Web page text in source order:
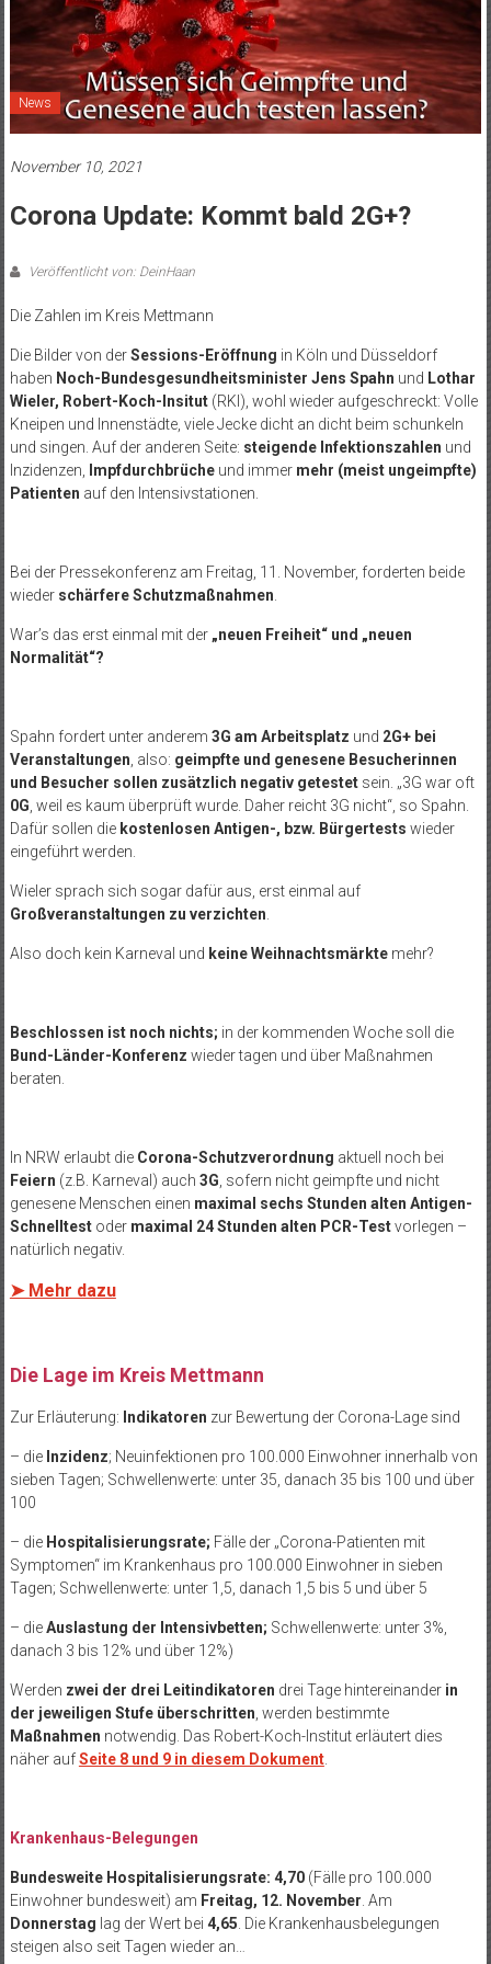
News
November 10, 2021
Corona Update: Kommt bald 2G+?
Veröffentlicht von: DeinHaan
Die Zahlen im Kreis Mettmann
Die Bilder von derSessions-Eröffnung in Köln und Düsseldorf
haben Noch-Bundesgesundheitsminister Jens Spahn und Lothar
Wieler, Robert-Koch-Insitut(RKI), wohl wieder aufgeschreckt: Volle
Kneipen und Innenstädte, viele Jecke dicht an dicht beim schunkeln
und singen. Auf der anderen Seite: steigende Infektionszahlen und
Inzidenzen,
Impfdurchbrücheund immer mehr (meist ungeimpfte)
Patienten auf den Intensivstationen.
Bei der Pressekonferenz am Freitag, 11. November, forderten beide
wieder schärfere Schutzmaßnahmen
War’s das erst einmal mit der „neuen Freiheit“ und „neuen
Normalität“?
Spahn fordert unter anderem 3G am Arbeitsplatz und 2G+ bei
Veranstaltungen , also: geimpfte und genesene Besucherinnen
und Besucher sollen zusätzlich negativ getestetsein. „3G war oft
0G , weil es kaum überprüft wurde. Daher reicht 3G nicht“, so Spahn.
Dafür sollen die kostenlosen Antigen-, bzw. Bürgertests wieder
eingeführt werden.
Wieler sprach sich sogar dafür aus, erst einmal auf
Großveranstaltungen zu verzichten
Also doch kein Karneval und keine Weihnachtsmärktemehr?
Beschlossen ist noch nichts; in der kommenden Woche soll die
Bund-Länder-Konferenz wieder tagen und über Maßnahmen
beraten.
In NRW erlaubt die Corona-Schutzverordnung aktuell noch bei
Feiern (z.B. Karneval) auch 3G , sofern nicht geimpfte und nicht
genesene Menschen einen maximal sechs Stunden alten Antigen-
Schnelltestoder maximal 24 Stunden alten PCR-Testvorlegen –
natürlich negativ.
➤ Mehr dazu
Die Lage im Kreis Mettmann
Zur Erläuterung: Indikatoren zur Bewertung der Corona-Lage sind
– die Inzidenz; Neuinfektionen pro 100.000 Einwohner innerhalb von
sieben Tagen; Schwellenwerte: unter 35, danach 35 bis 100 und über
100
– die Hospitalisierungsrate; Fälle der „Corona-Patienten mit
Symptomen“ im Krankenhaus pro 100.000 Einwohner in sieben
Tagen; Schwellenwerte: unter 1,5, danach 1,5 bis 5 und über 5
– dieAuslastung der Intensivbetten; Schwellenwerte: unter 3%,
danach 3 bis 12% und über 12%)
Werden zwei der drei Leitindikatoren drei Tage hintereinander in
der jeweiligen Stufe überschritten , werden bestimmte
Maßnahmen notwendig. Das Robert-Koch-Institut erläutert dies
näher aufSeite 8 und 9 in diesem Dokument.
Krankenhaus-Belegungen
Bundesweite Hospitalisierungsrate: 4,70 (Fälle pro 100.000
Einwohner bundesweit) am Freitag, 12. November . Am
Donnerstag lag der Wert bei 4,65 . Die Krankenhausbelegungen
steigen also seit Tagen wieder an…